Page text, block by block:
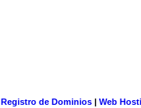
Registro de Dominios| Web